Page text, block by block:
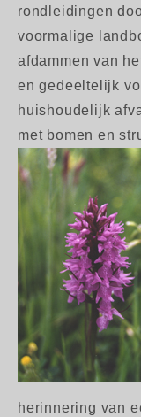
rondleidingen
voormalige
afdammen van
en gedeeltelijk
huishoudelijk
met bomen en
herinnering van